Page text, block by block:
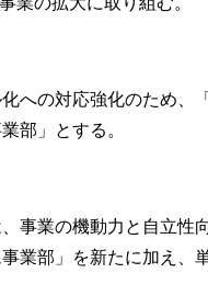
への対応強化のため、
部」とする。
事業の機動力と自立性
業部」を新たに加え、